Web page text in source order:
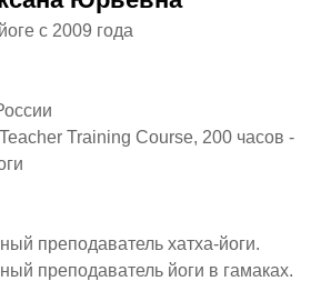
с 2009 года
Training Course, 200 часов -
преподаватель хатха-йоги.
преподаватель йоги в гамаках.